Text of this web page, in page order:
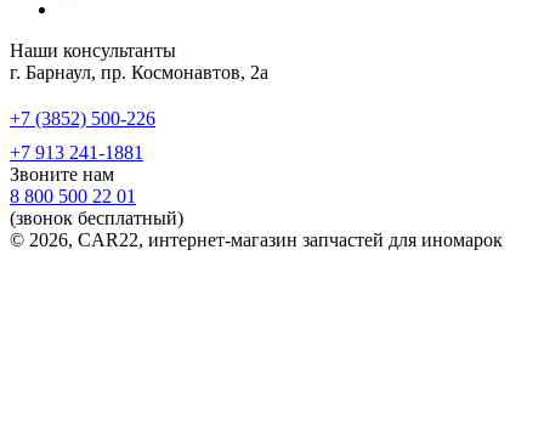
Наши консультанты
г. Барнаул, пр. Космонавтов, 2а
+7 (3852) 500-226
+7 913 241-1881
Звоните нам
8 800 500 22 01
(звонок бесплатный)
© 2026, CAR22, интернет-магазин запчастей для иномарок